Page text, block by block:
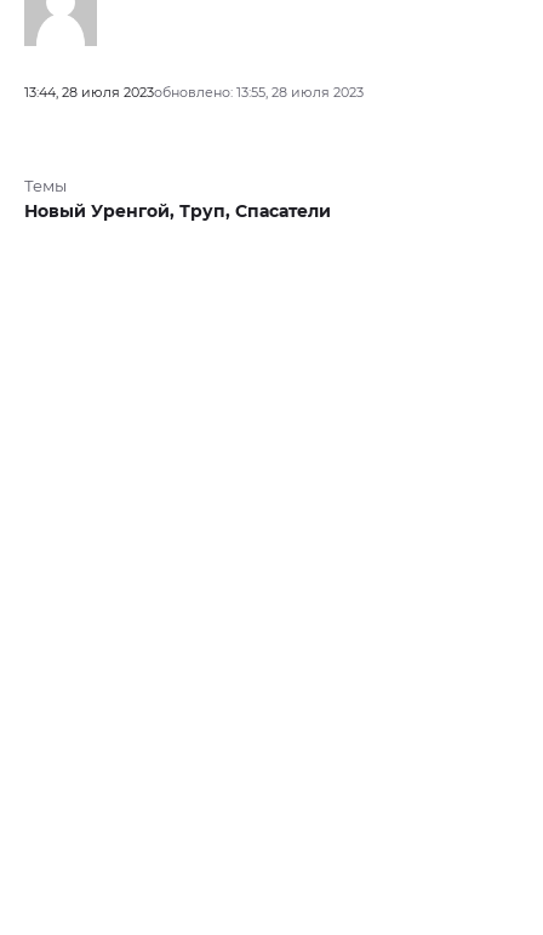
13:44, 28 июля 2023обновлено: 13:55, 28 июля 2023
Темы
Новый Уренгой, Труп, Спасатели